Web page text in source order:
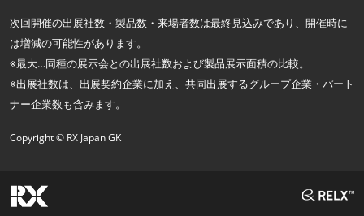
次回開催の出展社数・製品数・来場者数は最終見込みであり、開催時に
は増減の可能性があります。
※最大…同種の展示会との出展社数および製品展示面積の比較。
※出展社数は、出展契約企業に加え、共同出展するグループ企業・パート
ナー企業数も含みます。
Copyright © RX Japan GK